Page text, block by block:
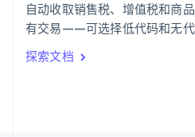
自动收取销售税、增值税和商
有交易——可选择低代码和无代
探索文档
意大利
ItalianoEnglish
印度
English